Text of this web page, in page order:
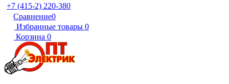
+7 (415-2) 220-380
Сравнение0
Избранные товары 0
Корзина 0